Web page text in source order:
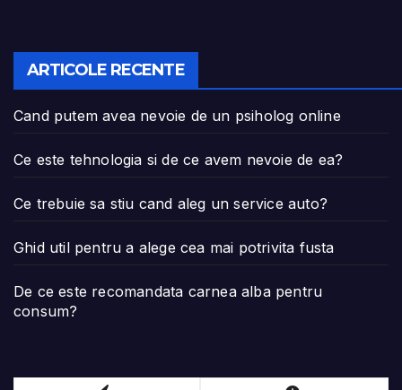
ARTICOLE RECENTE
Cand putem avea nevoie de un psiholog online
Ce este tehnologia si de ce avem nevoie de ea?
Ce trebuie sa stiu cand aleg un service auto?
Ghid util pentru a alege cea mai potrivita fusta
De ce este recomandata carnea alba pentru
consum?